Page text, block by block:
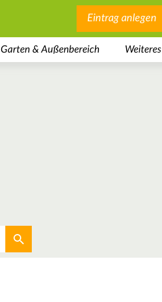
Eintrag anlegen
Garten & Außenbereich Weiteres
Aktuellen Standort verwenden